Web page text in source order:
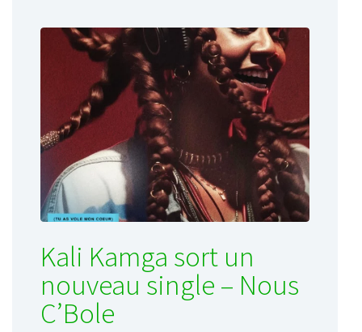
Kali Kamga sort un
nouveau single – Nous
C’Bole